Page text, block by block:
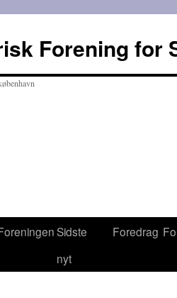
Forening for
Sidste
nyt
Foredrag